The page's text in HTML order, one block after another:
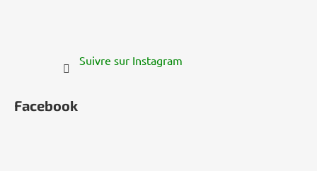
Suivre sur Instagram
Facebook